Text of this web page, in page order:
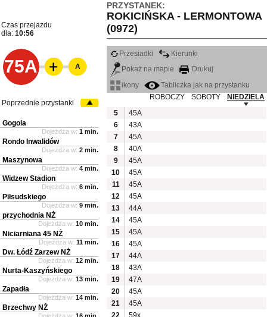
PRZYSTANEK:
ROKICIŃSKA - LERMONTOWA
(0972)
Czas przejazdu
dla: 10:56
75A
Przesiadki
Kierunki
Pokaż na mapie
Drukuj
ikony
Tabliczka jak na przystanku
ROBOCZY
SOBOTY
NIEDZIELA
5
45A
6
43A
7
45A
8
40A
9
45A
10
45A
11
45A
12
45A
13
44A
14
45A
15
45A
16
45A
17
44A
18
43A
19
47A
20
45A
21
45A
22
59x
A
Poprzednie przystanki
Gogola
Dojeżdża w: 1 min.
Rondo Inwalidów
Dojeżdża w: 2 min.
Maszynowa
Dojeżdża w: 4 min.
Widzew Stadion
Dojeżdża w: 6 min.
Piłsudskiego
Dojeżdża w: 9 min.
przychodnia NŻ
Dojeżdża w: 10 min.
Niciarniana 45 NŻ
Dojeżdża w: 11 min.
Dw. Łódź Zarzew NŻ
Dojeżdża w: 12 min.
Nurta-Kaszyńskiego
Dojeżdża w: 13 min.
Zapadła
Dojeżdża w: 14 min.
Brzechwy NŻ